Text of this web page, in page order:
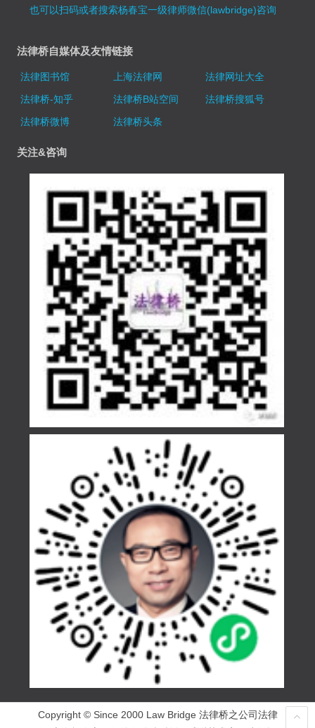
也可以扫码或者搜索杨春宝一级律师微信(lawbridge)咨询
法律桥自媒体及友情链接
法律图书馆 上海法律网
法律网址大全
法律桥-知乎
法律桥B站空间
法律桥搜狐号
法律桥微博
法律桥头条
关注&咨询
Copyright © Since 2000 Law Bridge 法律桥之公司法律